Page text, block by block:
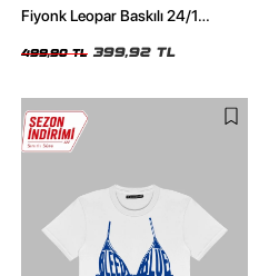
Fiyonk Leopar Baskılı 24/1
Tshirt
499,90 TL 399,92 TL